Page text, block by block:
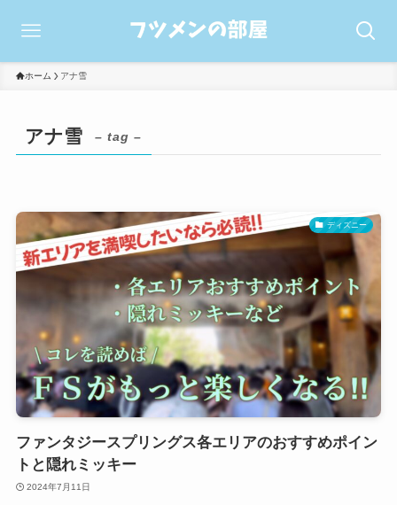
ホーム アナ雪
アナ雪 – tag –
ディズニー
ファンタジースプリングス各エリアのおすすめポイン
トと隠れミッキー
2024年7月11日